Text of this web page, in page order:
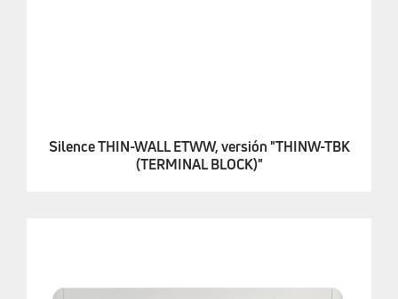
Silence THIN-WALL ETWW, versión "THINW-TBK
(TERMINAL BLOCK)"